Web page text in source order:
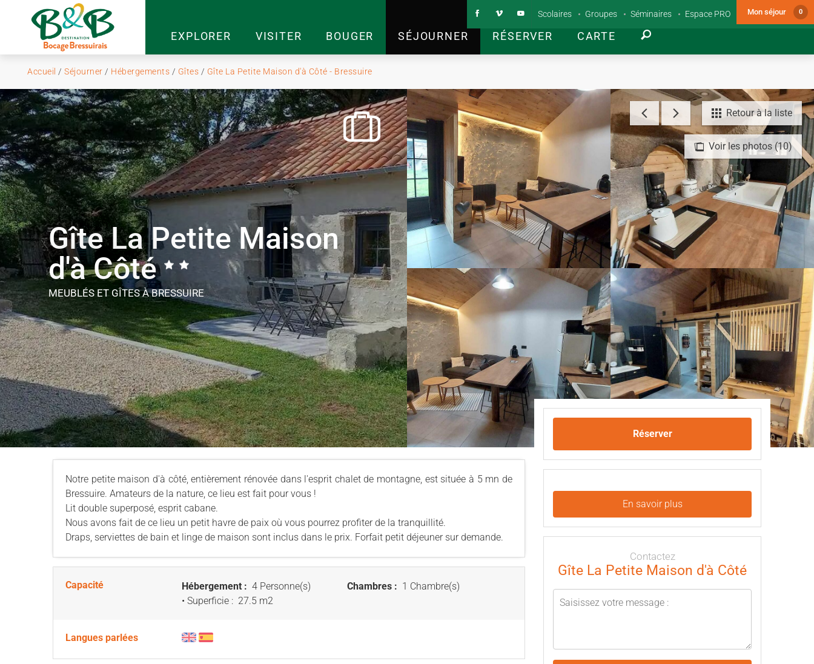
EXPLORER VISITER BOUGER SÉJOURNER RÉSERVER CARTE
Scolaires Groupes Séminaires Espace PRO Mon séjour 0
Accueil / Séjourner / Hébergements / Gîtes / Gîte La Petite Maison d'à Côté - Bressuire
Voir les photos (10)
Retour à la liste
Gîte La Petite Maison
d'à Côté
MEUBLÉS ET GÎTESÀ BRESSUIRE
Notre petite maison d'à côté, entièrement rénovée dans l'esprit chalet de montagne, est située à 5 mn de
Bressuire. Amateurs de la nature, ce lieu est fait pour vous !
Lit double superposé, esprit cabane.
Nous avons fait de ce lieu un petit havre de paix où vous pourrez profiter de la tranquillité.
Draps, serviettes de bain et linge de maison sont inclus dans le prix. Forfait petit déjeuner sur demande.
Capacité Hébergement : 4 Personne(s)
• Superficie : 27.5 m2
Chambres : 1 Chambre(s)
Langues parlées
Réserver
En savoir plus
Contactez
Gîte La Petite Maison d'à Côté